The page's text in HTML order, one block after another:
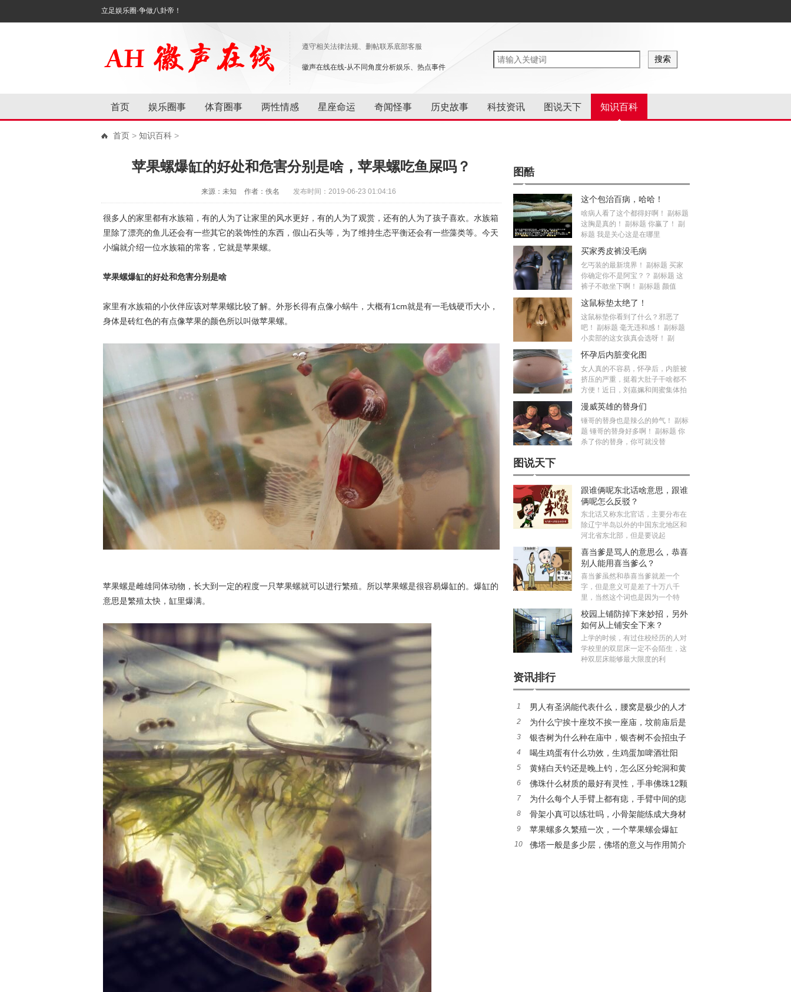
立足娱乐圈·争做八卦帝！
遵守相关法律法规、删帖联系底部客服
徽声在线在线-从不同角度分析娱乐、热点事件
首页 娱乐圈事 体育圈事 两性情感 星座命运 奇闻怪事 历史故事 科技资讯 图说天下 知识百科
首页 > 知识百科 >
苹果螺爆缸的好处和危害分别是啥，苹果螺吃鱼屎吗？
来源：未知 作者：佚名 发布时间：2019-06-23 01:04:16
很多人的家里都有水族箱，有的人为了让家里的风水更好，有的人为了观赏，还有的人为了孩子喜欢。水族箱
里除了漂亮的鱼儿还会有一些其它的装饰性的东西，假山石头等，为了维持生态平衡还会有一些藻类等。今天
小编就介绍一位水族箱的常客，它就是苹果螺。
苹果螺爆缸的好处和危害分别是啥
家里有水族箱的小伙伴应该对苹果螺比较了解。外形长得有点像小蜗牛，大概有1cm就是有一毛钱硬币大小，
身体是砖红色的有点像苹果的颜色所以叫做苹果螺。
苹果螺是雌雄同体动物，长大到一定的程度一只苹果螺就可以进行繁殖。所以苹果螺是很容易爆缸的。爆缸的
意思是繁殖太快，缸里爆满。
图酷
这个包治百病，哈哈！
啥病人看了这个都得好啊！ 副标题
这胸是真的！ 副标题 你赢了！ 副
标题 我是关心这是在哪里
买家秀皮裤没毛病
乞丐装的最新境界！ 副标题 买家
你确定你不是阿宝？？ 副标题 这
裤子不敢坐下啊！ 副标题 颜值
这鼠标垫太绝了！
这鼠标垫你看到了什么？邪恶了
吧！ 副标题 毫无违和感！ 副标题
小卖部的这女孩真会选呀！ 副
怀孕后内脏变化图
女人真的不容易，怀孕后，内脏被
挤压的严重，挺着大肚子干啥都不
方便！近日，刘嘉姵和闺蜜集体拍
漫威英雄的替身们
锤哥的替身也是辣么的帅气！ 副标
题 锤哥的替身好多啊！ 副标题 你
杀了你的替身，你可就没替
图说天下
跟谁俩呢东北话啥意思，跟谁
俩呢怎么反驳？
东北话又称东北官话，主要分布在
除辽宁半岛以外的中国东北地区和
河北省东北部，但是要说起
喜当爹是骂人的意思么，恭喜
别人能用喜当爹么？
喜当爹虽然和恭喜当爹就差一个
字，但是意义可是差了十万八千
里，当然这个词也是因为一个特
校园上铺防掉下来妙招，另外
如何从上铺安全下来？
上学的时候，有过住校经历的人对
学校里的双层床一定不会陌生，这
种双层床能够最大限度的利
资讯排行
1
男人有圣涡能代表什么，腰窝是极少的人才
有吗？
2
为什么宁挨十座坟不挨一座庙，坟前庙后是
风水宝地真的假的？
3
银杏树为什么种在庙中，银杏树不会招虫子
吗？
4
喝生鸡蛋有什么功效，生鸡蛋加啤酒壮阳
吗？
5
黄鳝白天钓还是晚上钓，怎么区分蛇洞和黄
鳝洞？
6
佛珠什么材质的最好有灵性，手串佛珠12颗
和13分别什么含义
7
为什么每个人手臂上都有痣，手臂中间的痣
代表什么
8
骨架小真可以练壮吗，小骨架能练成大身材
么？
9
苹果螺多久繁殖一次，一个苹果螺会爆缸
吗？
10 佛塔一般是多少层，佛塔的意义与作用简介